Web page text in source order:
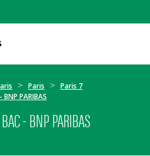
Paris
Paris 7
BNP PARIBAS
- BNP PARIBAS